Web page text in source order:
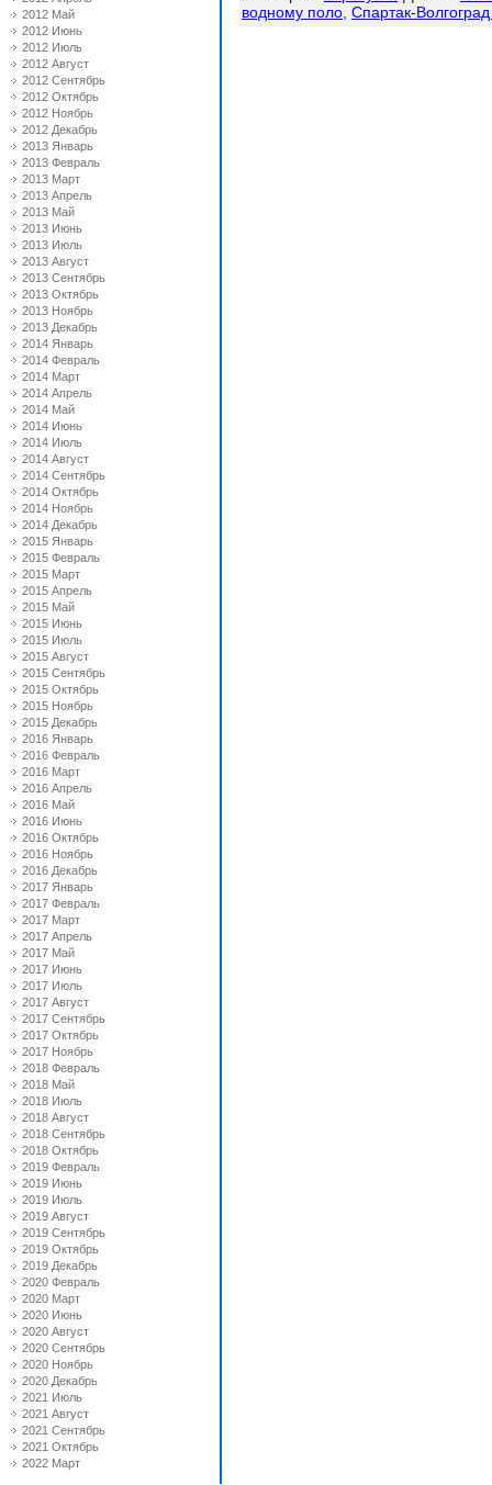
2012 Май
2012 Июнь
2012 Июль
2012 Август
2012 Сентябрь
2012 Октябрь
2012 Ноябрь
2012 Декабрь
2013 Январь
2013 Февраль
2013 Март
2013 Апрель
2013 Май
2013 Июнь
2013 Июль
2013 Август
2013 Сентябрь
2013 Октябрь
2013 Ноябрь
2013 Декабрь
2014 Январь
2014 Февраль
2014 Март
2014 Апрель
2014 Май
2014 Июнь
2014 Июль
2014 Август
2014 Сентябрь
2014 Октябрь
2014 Ноябрь
2014 Декабрь
2015 Январь
2015 Февраль
2015 Март
2015 Апрель
2015 Май
2015 Июнь
2015 Июль
2015 Август
2015 Сентябрь
2015 Октябрь
2015 Ноябрь
2015 Декабрь
2016 Январь
2016 Февраль
2016 Март
2016 Апрель
2016 Май
2016 Июнь
2016 Октябрь
2016 Ноябрь
2016 Декабрь
2017 Январь
2017 Февраль
2017 Март
2017 Апрель
2017 Май
2017 Июнь
2017 Июль
2017 Август
2017 Сентябрь
2017 Октябрь
2017 Ноябрь
2018 Февраль
2018 Май
2018 Июль
2018 Август
2018 Сентябрь
2018 Октябрь
2019 Февраль
2019 Июнь
2019 Июль
2019 Август
2019 Сентябрь
2019 Октябрь
2019 Декабрь
2020 Февраль
2020 Март
2020 Июнь
2020 Август
2020 Сентябрь
2020 Ноябрь
2020 Декабрь
2021 Июль
2021 Август
2021 Сентябрь
2021 Октябрь
2022 Март
водному поло Спартак-